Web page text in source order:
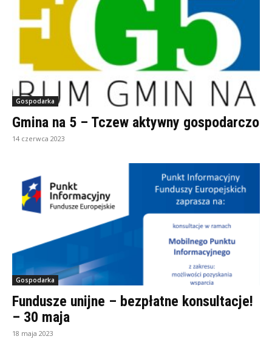
Gospodarka
Gmina na 5 – Tczew aktywny gospodarczo
14 czerwca 2023
Gospodarka
Fundusze unijne – bezpłatne konsultacje!
– 30 maja
18 maja 2023